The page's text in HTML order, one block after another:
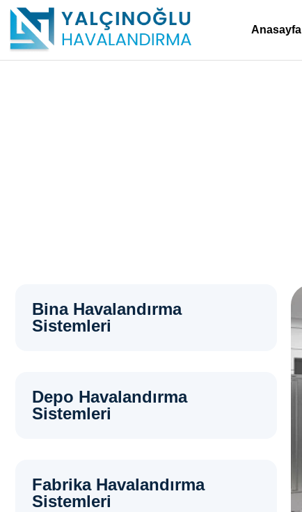
Anasayfa
Bina Havalandırma
Sistemleri
Depo Havalandırma
Sistemleri
Fabrika Havalandırma
Sistemleri